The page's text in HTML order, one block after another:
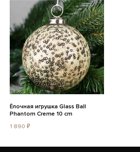
Ёлочная игрушка Glass Ball
Phantom Creme 10 cm
1 890 ₽